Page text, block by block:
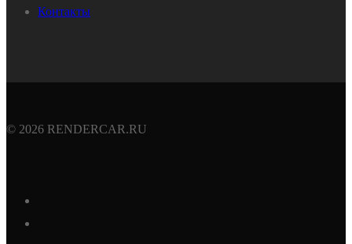
Контакты
© 2026 RENDERCAR.RU